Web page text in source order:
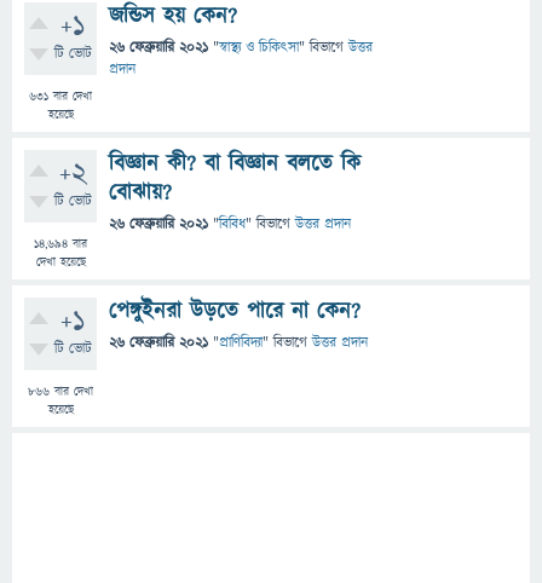
+1
টি ভোট
631 বার দেখা
হয়েছে
জন্ডিস হয় কেন?
26 ফেব্রুয়ারি 2021 "স্বাস্থ্য ও চিকিৎসা" বিভাগে উত্তর
প্রদান
+2
টি ভোট
14,694 বার
দেখা হয়েছে
বিজ্ঞান কী? বা বিজ্ঞান বলতে কি
বোঝায়?
26 ফেব্রুয়ারি 2021 "বিবিধ" বিভাগে উত্তর প্রদান
+1
টি ভোট
866 বার দেখা
হয়েছে
পেঙ্গুইনরা উড়তে পারে না কেন?
26 ফেব্রুয়ারি 2021 "প্রাণিবিদ্যা" বিভাগে উত্তর প্রদান